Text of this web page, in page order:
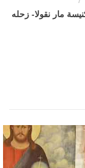
مار نقولا- زحله